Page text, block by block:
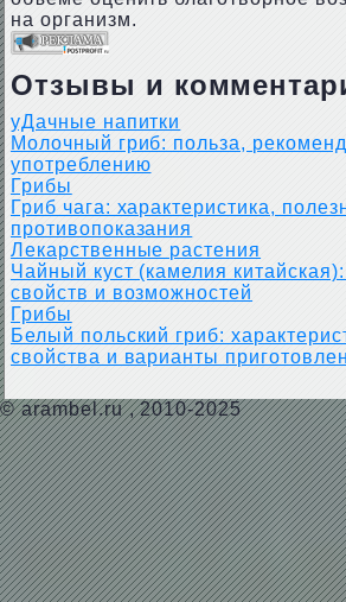
на организм.
Отзывы и
уДачные напитки
Молочный гриб: польза,
употреблению
Грибы
Гриб чага: характеристика,
противопоказания
Лекарственные растения
Чайный куст (камелия
свойств и возможностей
Грибы
Белый польский гриб:
свойства и варианты
© arambel.ru, 2010-2025